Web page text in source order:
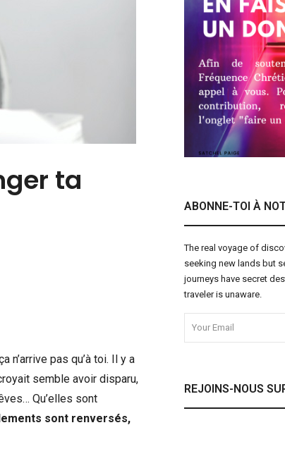
ta
n’arrive pas qu’à toi. Il y a
semble avoir disparu,
Qu’elles sont
sont renversés,
ABONNE-TOI À
The real voyage of
seeking new lands but
journeys have secret
traveler is unaware.
REJOINS-NOUS